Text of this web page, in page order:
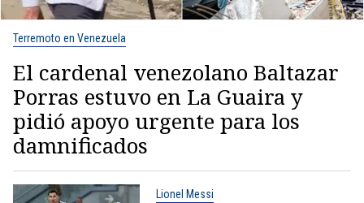
Terremoto en Venezuela
El cardenal venezolano Baltazar
Porras estuvo en La Guaira y
pidió apoyo urgente para los
damnificados
Lionel Messi